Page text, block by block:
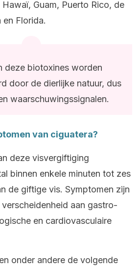
Guam, Puerto Rico, de
en Florida.
deze biotoxines worden
door de dierlijke natuur, dus
waarschuwingssignalen.
van ciguatera?
deze visvergiftiging
binnen enkele minuten tot zes
de giftige vis. Symptomen zijn
aan gastro-
en cardiovasculaire
onder andere de volgende